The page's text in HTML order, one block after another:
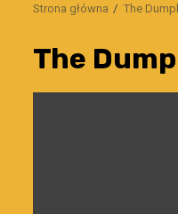
Strona główna The
The